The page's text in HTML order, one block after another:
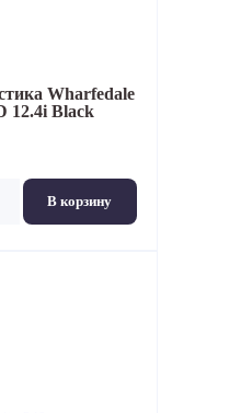
Wharfedale
12.4i Black
В корзину